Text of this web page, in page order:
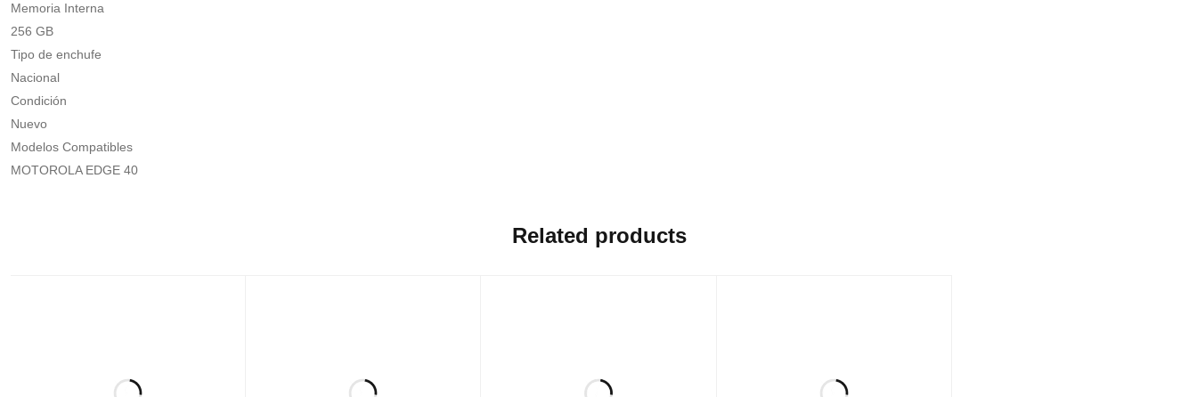
Memoria Interna
256 GB
Tipo de enchufe
Nacional
Condición
Nuevo
Modelos Compatibles
MOTOROLA EDGE 40
Related products